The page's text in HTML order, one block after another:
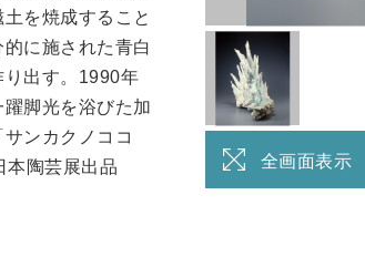
を焼成すること
に施された青白
出す。1990年
脚光を浴びた加
ンカクノココ
本陶芸展出品
全画面表示